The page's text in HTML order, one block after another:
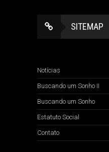
SITEMAP
Notícias
Buscando um Sonho II
Buscando um Sonho
Estatuto Social
Contato